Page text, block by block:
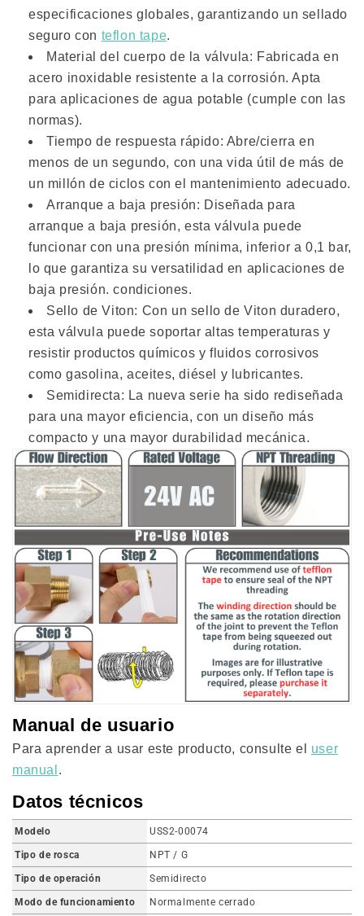
especificaciones globales, garantizando un sellado
seguro con teflon tape.
Material del cuerpo de la válvula: Fabricada en
acero inoxidable resistente a la corrosión. Apta
para aplicaciones de agua potable (cumple con las
normas).
Tiempo de respuesta rápido: Abre/cierra en
menos de un segundo, con una vida útil de más de
un millón de ciclos con el mantenimiento adecuado.
Arranque a baja presión: Diseñada para
arranque a baja presión, esta válvula puede
funcionar con una presión mínima, inferior a 0,1 bar,
lo que garantiza su versatilidad en aplicaciones de
baja presión. condiciones.
Sello de Viton: Con un sello de Viton duradero,
esta válvula puede soportar altas temperaturas y
resistir productos químicos y fluidos corrosivos
como gasolina, aceites, diésel y lubricantes.
Semidirecta: La nueva serie ha sido rediseñada
para una mayor eficiencia, con un diseño más
compacto y una mayor durabilidad mecánica.
Manual de usuario
Para aprender a usar este producto, consulte el user
manual .
Datos técnicos
Modelo USS2-00074
Tipo de rosca NPT / G
Tipo de operación Semidirecto
Modo de funcionamiento Normalmente cerrado